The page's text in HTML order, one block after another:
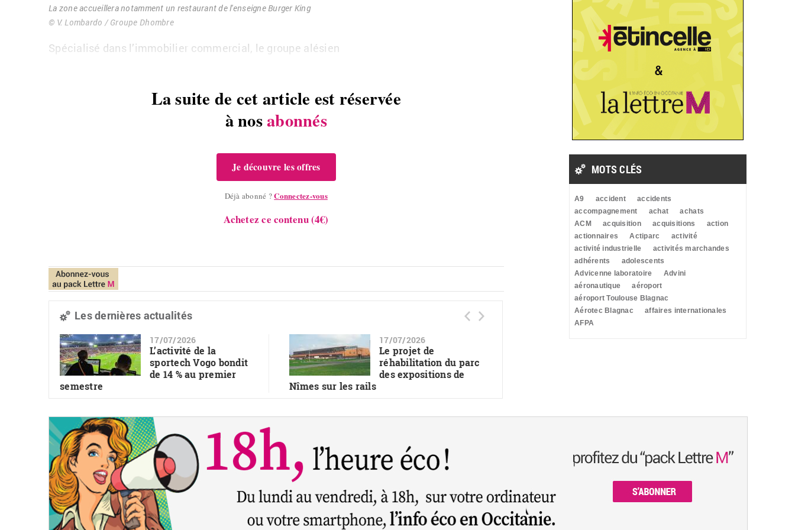
La zone ac­cueillera no­tam­ment un res­tau­rant de l'en­seigne Bur­ger King
© V. Lom­bardo / Groupe Dhombre
Spé­cia­lisé dans l’im­mo­bi­lier com­mer­cial, le groupe alé­sien
La suite de cet article est réservée
à nosabonnés
Je découvre les offres
Déjà abonné ?Connectez-vous
Achetez ce contenu (4€)
Les dernières actualités
17/07/2026
L’activité de la
sportech Vogo bondit
de 14 % au premier
semestre
17/07/2026
Le projet de
réhabilitation du parc
des expositions de
Nîmes sur les rails
MOTS CLÉS
A9 accident
accidents
accompagnement
achat
achats
ACM
acquisition acquisitions
action
actionnaires
Actiparc
activité
activité industrielle
activités marchandes
adhérents
adolescents
Advicenne laboratoire
Advini
aéronautique
aéroport
aéroport Toulouse Blagnac
Aérotec Blagnac
affaires internationales
AFPA